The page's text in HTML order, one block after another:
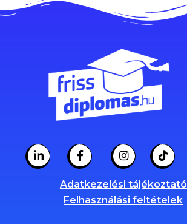
Adatkezelési tájékoztató
Felhasználási feltételek